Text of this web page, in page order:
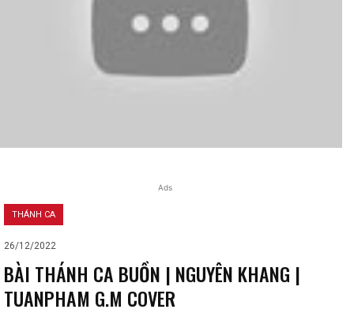
Ads
THÁNH CA
26/12/2022
BÀI THÁNH CA BUỒN | NGUYÊN KHANG |
TUANPHAM G.M COVER